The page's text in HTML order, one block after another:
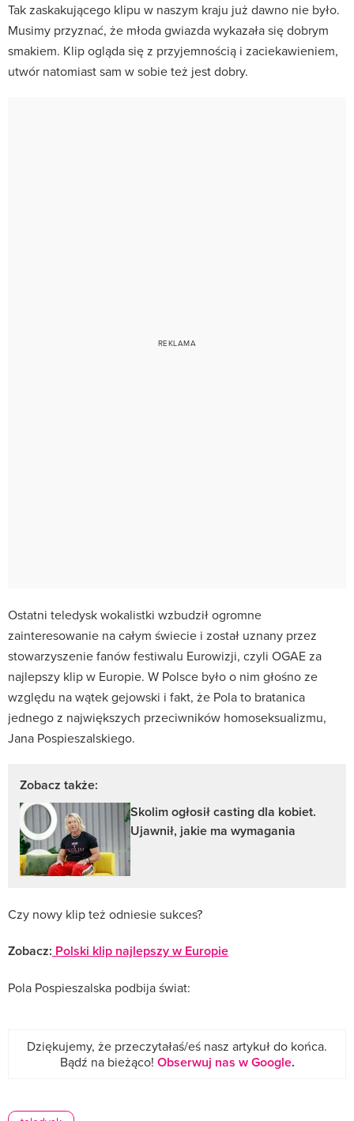
Tak zaskakującego klipu w naszym kraju już dawno nie było.
Musimy przyznać, że młoda gwiazda wykazała się dobrym
smakiem. Klip ogląda się z przyjemnością i zaciekawieniem,
utwór natomiast sam w sobie też jest dobry.
Ostatni teledysk wokalistki wzbudził ogromne
zainteresowanie na całym świecie i został uznany przez
stowarzyszenie fanów festiwalu Eurowizji, czyli OGAE za
najlepszy klip w Europie. W Polsce było o nim głośno ze
względu na wątek gejowski i fakt, że Pola to bratanica
jednego z największych przeciwników homoseksualizmu,
Jana Pospieszalskiego.
Zobacz także:
Skolim ogłosił casting dla kobiet.
Ujawnił, jakie ma wymagania
Czy nowy klip też odniesie sukces?
Zobacz: Polski klip najlepszy w Europie
Pola Pospieszalska podbija świat:
Dziękujemy, że przeczytałaś/eś nasz artykuł do końca.
Bądź na bieżąco! Obserwuj nas w Google.